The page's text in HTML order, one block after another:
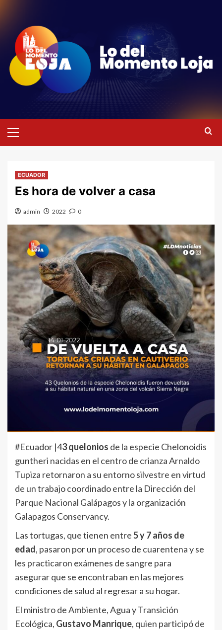
contenido
primario
ECUADOR
Es hora de volver a casa
admin 2022 0
#Ecuador |43 quelonios de la especie Chelonoidis
guntheri nacidas en el centro de crianza Arnaldo
Tupiza retornaron a su entorno silvestre en virtud
de un trabajo coordinado entre la Dirección del
Parque Nacional Galápagos y la organización
Galapagos Conservancy.
Las tortugas, que tienen entre5 y 7 años de
edad, pasaron por un proceso de cuarentena y se
les practicaron exámenes de sangre para
asegurar que se encontraban en las mejores
condiciones de salud al regresar a su hogar.
El ministro de Ambiente, Agua y Transición
Ecológica, Gustavo Manrique, quien participó de